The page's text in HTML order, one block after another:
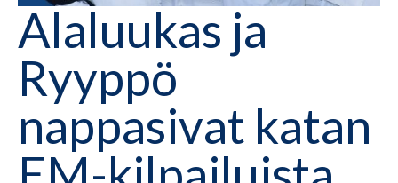
Alaluukas ja
Ryyppö
nappasivat katan